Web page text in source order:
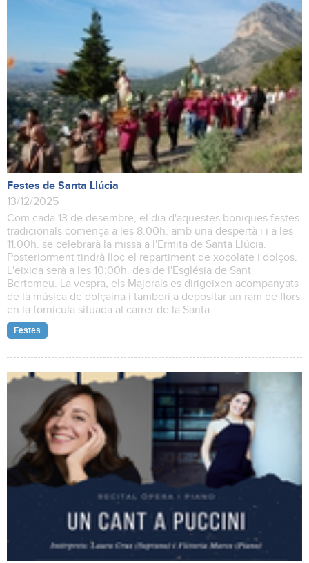
Festes de Santa Llúcia
13/12/2025
Com cada 13 de desembre, el dia d'aquestes boniques festes
tradicionals comença a les 8.00h. amb una despertà i i a les
11.00h. se celebrarà la missa a l'Ermita de Santa Llúcia.
Posteriorment tindrà lloc el repartiment de xocolate i dolços.
L'eixida serà a les 10:00h. des de l'Església de Sant
Bertomeu. La vespra, els Majorals es dirigeixen acompanyats
de la música de dolçaina i tamborí a depositar un ram de flors
en la fornícula situada al carrer de la Santa.
Festes